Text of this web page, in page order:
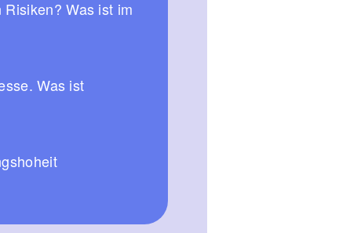
Was ist im
Was ist